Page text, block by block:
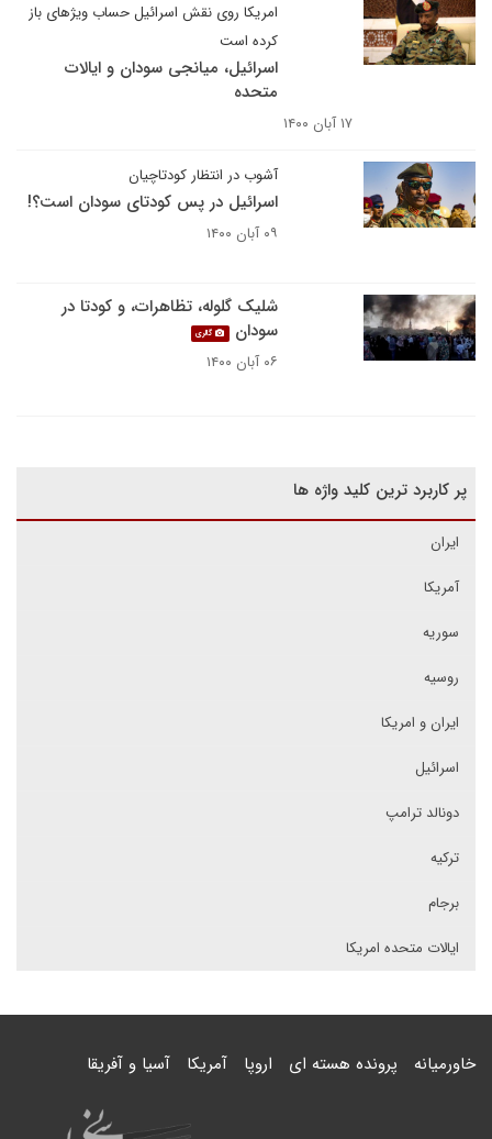
امریکا روی نقش اسرائیل حساب ویژه‏ای باز
کرده است
اسرائیل، میانجی سودان و ایالات
متحده
۱۷ آبان ۱۴۰۰
آشوب در انتظار کودتاچیان
اسرائیل در پس کودتای سودان است؟!
۰۹ آبان ۱۴۰۰
شلیک گلوله، تظاهرات، و کودتا در
سودان
گالری
۰۶ آبان ۱۴۰۰
پر کاربرد ترین کلید واژه ها
ایران
آمریکا
سوریه
روسیه
ایران و امریکا
اسرائیل
دونالد ترامپ
ترکیه
برجام
ایالات متحده امریکا
خاورمیانه پرونده هسته ای اروپا آمریکا آسیا و آفریقا